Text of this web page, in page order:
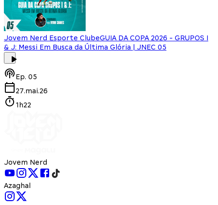
Jovem Nerd Esporte ClubeGUIA DA COPA 2026 - GRUPOS I
& J: Messi Em Busca da Última Glória | JNEC 05
Ep. 05
27.mai.26
1h22
Jovem Nerd
Azaghal